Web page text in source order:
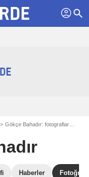
profil search
Gökçe Bahadır: fotograflar
Haberler